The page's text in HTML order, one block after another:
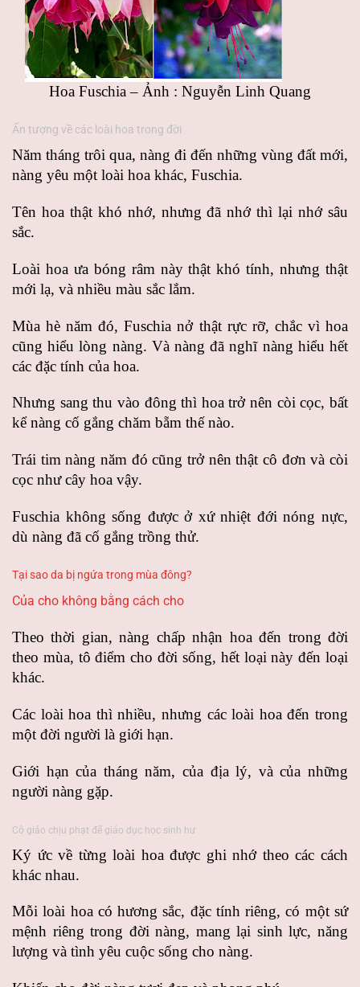
Hoa Fuschia – Ảnh : Nguyễn Linh Quang
Ấn tượng về các loài hoa trong đời
Năm tháng trôi qua, nàng đi đến những vùng đất mới,
nàng yêu một loài hoa khác, Fuschia.
Tên hoa thật khó nhớ, nhưng đã nhớ thì lại nhớ sâu
sắc.
Loài hoa ưa bóng râm này thật khó tính, nhưng thật
mới lạ, và nhiều màu sắc lắm.
Mùa hè năm đó, Fuschia nở thật rực rỡ, chắc vì hoa
cũng hiểu lòng nàng. Và nàng đã nghĩ nàng hiểu hết
các đặc tính của hoa.
Nhưng sang thu vào đông thì hoa trở nên còi cọc, bất
kể nàng cố gắng chăm bẵm thế nào.
Trái tim nàng năm đó cũng trở nên thật cô đơn và còi
cọc như cây hoa vậy.
Fuschia không sống được ở xứ nhiệt đới nóng nực,
dù nàng đã cố gắng trồng thử.
Tại sao da bị ngứa trong mùa đông?
Của cho không bằng cách cho
Theo thời gian, nàng chấp nhận hoa đến trong đời
theo mùa, tô điểm cho đời sống, hết loại này đến loại
khác.
Các loài hoa thì nhiều, nhưng các loài hoa đến trong
một đời người là giới hạn.
Giới hạn của tháng năm, của địa lý, và của những
người nàng gặp.
Cô giáo chịu phạt để giáo dục học sinh hư
Ký ức về từng loài hoa được ghi nhớ theo các cách
khác nhau.
Mỗi loài hoa có hương sắc, đặc tính riêng, có một sứ
mệnh riêng trong đời nàng, mang lại sinh lực, năng
lượng và tình yêu cuộc sống cho nàng.